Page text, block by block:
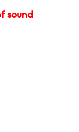
sound